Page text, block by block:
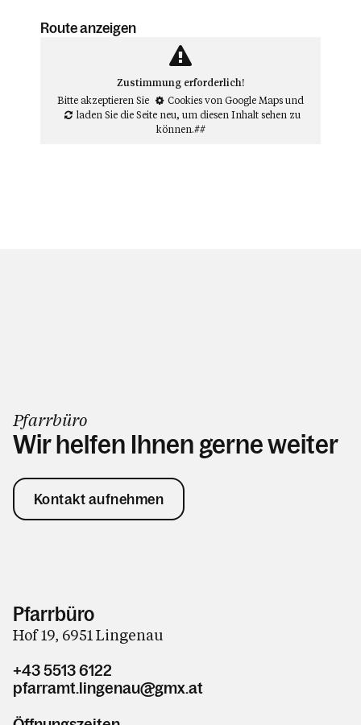
Route anzeigen
Zustimmung erforderlich!
Bitte akzeptieren Sie
Cookies von Google Mapsund
laden Sie die Seite neu, um diesen Inhalt sehen zu
können.##
Pfarrbüro
Wir helfen Ihnen gerne weiter
Kontakt aufnehmen
Pfarrbüro
Hof 19, 6951 Lingenau
+43 5513 6122
pfarramt.lingenau@gmx.at